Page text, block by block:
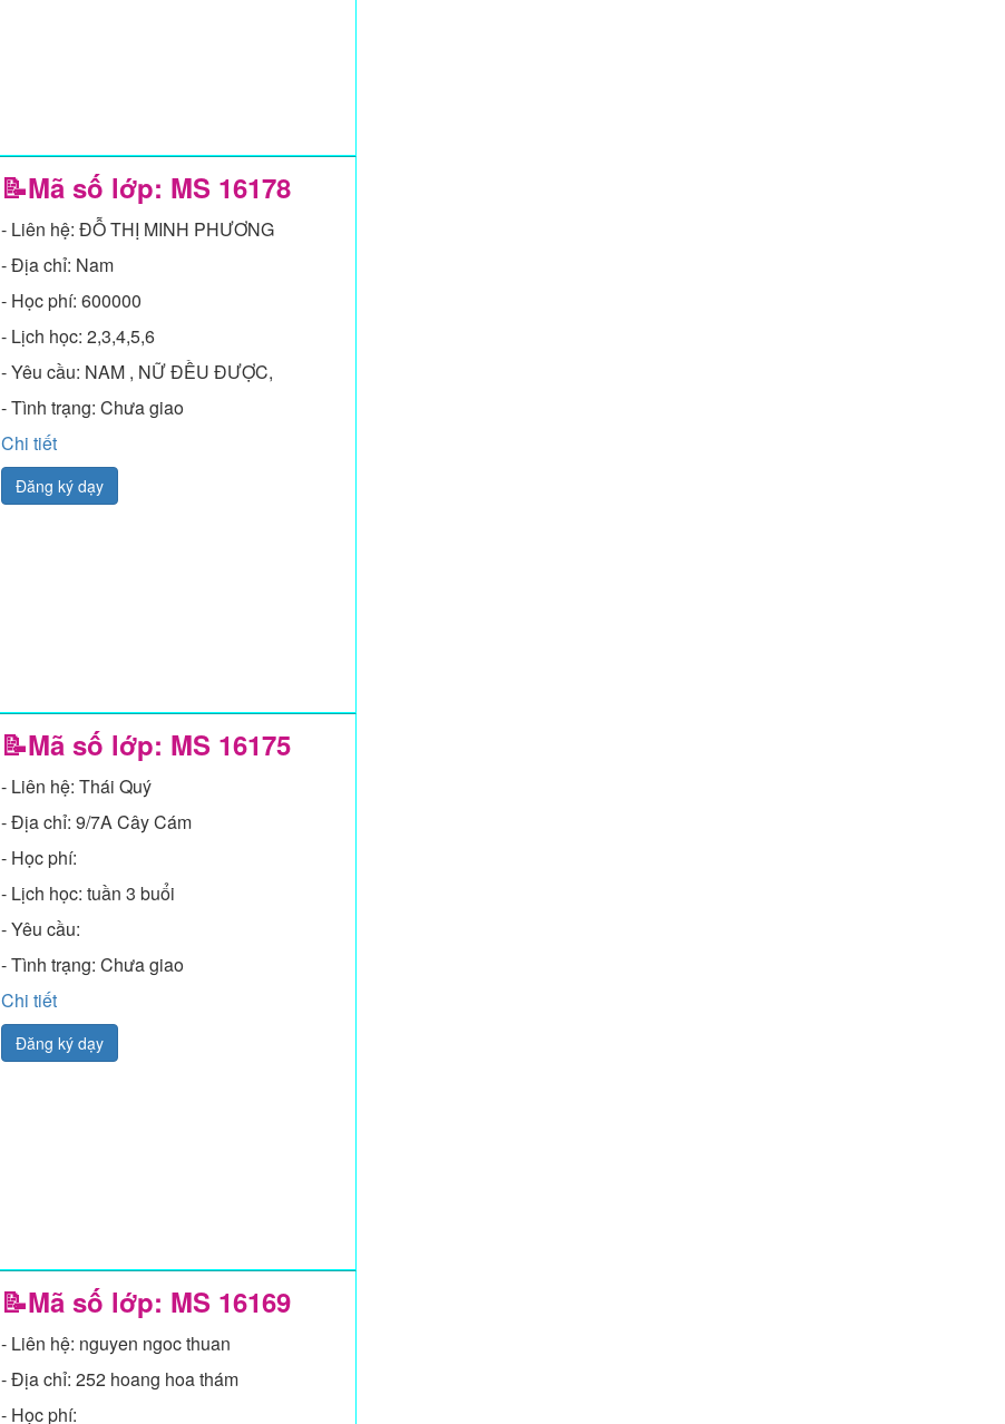
📝Mã số lớp: MS 16178
- Liên hệ: ĐỖ THỊ MINH PHƯƠNG
- Địa chỉ: Nam
- Học phí: 600000
- Lịch học: 2,3,4,5,6
- Yêu cầu: NAM , NỮ ĐỀU ĐƯỢC,
- Tình trạng: Chưa giao
Chi tiết
Đăng ký dạy
📝Mã số lớp: MS 16175
- Liên hệ: Thái Quý
- Địa chỉ: 9/7A Cây Cám
- Học phí:
- Lịch học: tuần 3 buổi
- Yêu cầu:
- Tình trạng: Chưa giao
Chi tiết
Đăng ký dạy
📝Mã số lớp: MS 16169
- Liên hệ: nguyen ngoc thuan
- Địa chỉ: 252 hoang hoa thám
- Học phí: